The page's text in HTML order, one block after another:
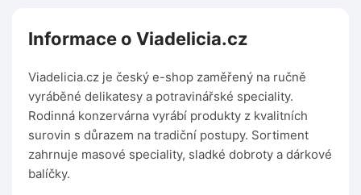
Informace o Viadelicia.cz
Viadelicia.cz je český e-shop zaměřený na ručně
vyráběné delikatesy a potravinářské speciality.
Rodinná konzervárna vyrábí produkty z kvalitních
surovin s důrazem na tradiční postupy. Sortiment
zahrnuje masové speciality, sladké dobroty a dárkové
balíčky.